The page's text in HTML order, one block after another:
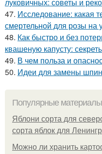
47. Исследование: какая
смертельной для розы на
48. Как быстро и без
квашеную капусту:
49. В чем польза и
50. Идеи для замены
Популярные материалы
Яблони сорта для
сорта яблок для
Можно ли хранить